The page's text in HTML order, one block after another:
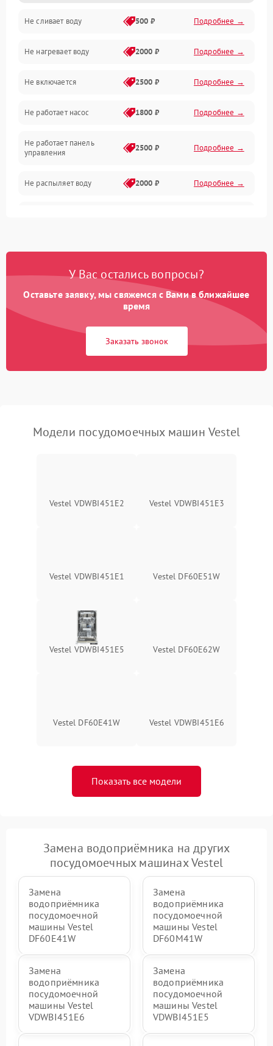
Электропитание
Датчики
Нагрев
Вода
Гигиена
Программное обеспечение
Не сливает воду 500 ₽ Подробнее →
Не нагревает воду 2000 ₽ Подробнее →
Не включается 2500 ₽ Подробнее →
Не работает насос 1800 ₽ Подробнее →
Не работает панель
управления
2500 ₽ Подробнее →
Не распыляет воду 2000 ₽ Подробнее →
Проблемы с набором
Не работает сушилка 2100 ₽ Подробнее →
Сбои в работе таймера 1700 ₽
У Вас остались вопросы?
Оставьте заявку, мы свяжемся с Вами в ближайшее
время
Заказать звонок
Модели посудомоечных машин Vestel
Vestel VDWBI451E2 Vestel VDWBI451E3
Vestel VDWBI451E1 Vestel DF60E51W
Vestel VDWBI451E5 Vestel DF60E62W
Vestel DF60E41W Vestel VDWBI451E6
Показать все модели
Замена водоприёмника на других
посудомоечных машинах Vestel
Замена
водоприёмника
посудомоечной
машины Vestel
DF60E41W
Замена
водоприёмника
посудомоечной
машины Vestel
DF60M41W
Замена
водоприёмника
посудомоечной
машины Vestel
VDWBI451E6
Замена
водоприёмника
посудомоечной
машины Vestel
VDWBI451E5